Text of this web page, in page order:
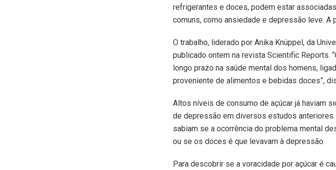
refrigerantes e doces, podem estar
comuns, como ansiedade e depressão leve.
O trabalho, liderado por Anika Knüppel, da
publicado ontem na revista Scientific Reports.
longo prazo na saúde mental dos homens,
proveniente de alimentos e bebidas doces”,
Altos níveis de consumo de açúcar já haviam
de depressão em diversos estudos
sabiam se a ocorrência do problema mental
ou se os doces é que levavam à depressão.
Para descobrir se a voracidade por açúcar é